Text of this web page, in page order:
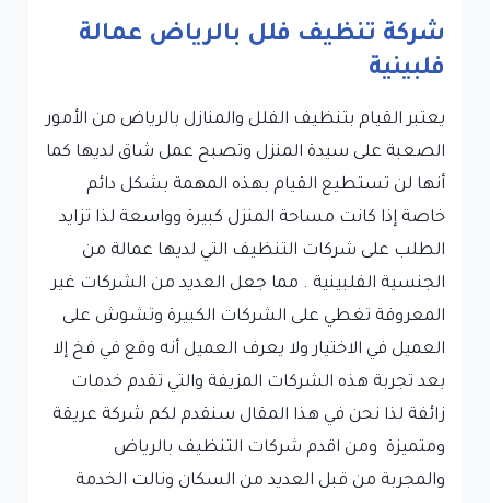
شركة تنظيف فلل بالرياض عمالة
فلبينية
يعتبر القيام بتنظيف الفلل والمنازل بالرياض من الأمور
الصعبة على سيدة المنزل وتصبح عمل شاق لديها كما
أنها لن تستطيع القيام بهذه المهمة بشكل دائم
خاصة إذا كانت مساحة المنزل كبيرة وواسعة لذا تزايد
الطلب على شركات التنظيف التي لديها عمالة من
الجنسية الفلبينية . مما جعل العديد من الشركات غير
المعروفة تغطي على الشركات الكبيرة وتشوش على
العميل في الاختيار ولا يعرف العميل أنه وقع في فخ إلا
بعد تجربة هذه الشركات المزيفة والتي تقدم خدمات
زائفة لذا نحن في هذا المقال سنقدم لكم شركة عريقة
ومتميزة ومن اقدم شركات التنظيف بالرياض
والمجربة من قبل العديد من السكان ونالت الخدمة